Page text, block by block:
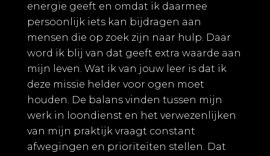
energie geeft en omdat ik daarmee
persoonlijk iets kan bijdragen aan
mensen die op zoek zijn naar hulp. Daar
word ik blij van dat geeft extra waarde aan
mijn leven. Wat ik van jouw leer is dat ik
deze missie helder voor ogen moet
houden. De balans vinden tussen mijn
werk in loondienst en het verwezenlijken
van mijn praktijk vraagt constant
afwegingen en prioriteiten stellen. Dat